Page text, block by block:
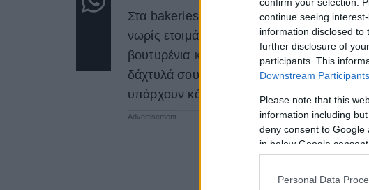
continue seeing
information disclosed
further disclosure of
participants. This
Downstream Participants
Please note that this
information including
deny consent to
in below Google consent
Personal Data
Στα bakeries της Αθήνας, ηποιότητα
νωρίς ετοιμάζονται λίγα αλλά κορυφαίας
βουτυρένια κρουασάν κέικ και ρολά
δάχτυλά σου. Τα new age bakeries έχουν
υπάρχουν κάποια για τα οποία συζητάμε